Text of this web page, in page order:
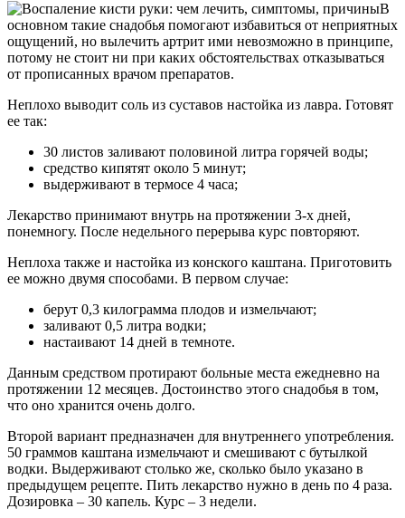
В
основном такие снадобья помогают избавиться от неприятных
ощущений, но вылечить артрит ими невозможно в принципе,
потому не стоит ни при каких обстоятельствах отказываться
от прописанных врачом препаратов.
Неплохо выводит соль из суставов настойка из лавра. Готовят
ее так:
30 листов заливают половиной литра горячей воды;
средство кипятят около 5 минут;
выдерживают в термосе 4 часа;
Лекарство принимают внутрь на протяжении 3-х дней,
понемногу. После недельного перерыва курс повторяют.
Неплоха также и настойка из конского каштана. Приготовить
ее можно двумя способами. В первом случае:
берут 0,3 килограмма плодов и измельчают;
заливают 0,5 литра водки;
настаивают 14 дней в темноте.
Данным средством протирают больные места ежедневно на
протяжении 12 месяцев. Достоинство этого снадобья в том,
что оно хранится очень долго.
Второй вариант предназначен для внутреннего употребления.
50 граммов каштана измельчают и смешивают с бутылкой
водки. Выдерживают столько же, сколько было указано в
предыдущем рецепте. Пить лекарство нужно в день по 4 раза.
Дозировка – 30 капель. Курс – 3 недели.